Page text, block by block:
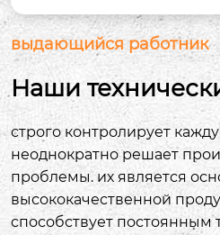
выдающийся работник
Наши
строго контролирует
неоднократно решает
проблемы. их является
высококачественной
способствует постоянным